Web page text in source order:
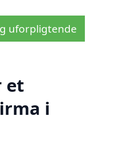
uforpligtende
et
i